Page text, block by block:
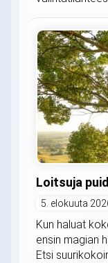
Loitsuja
5. elokuuta
Kun haluat
ensin magian
Etsi